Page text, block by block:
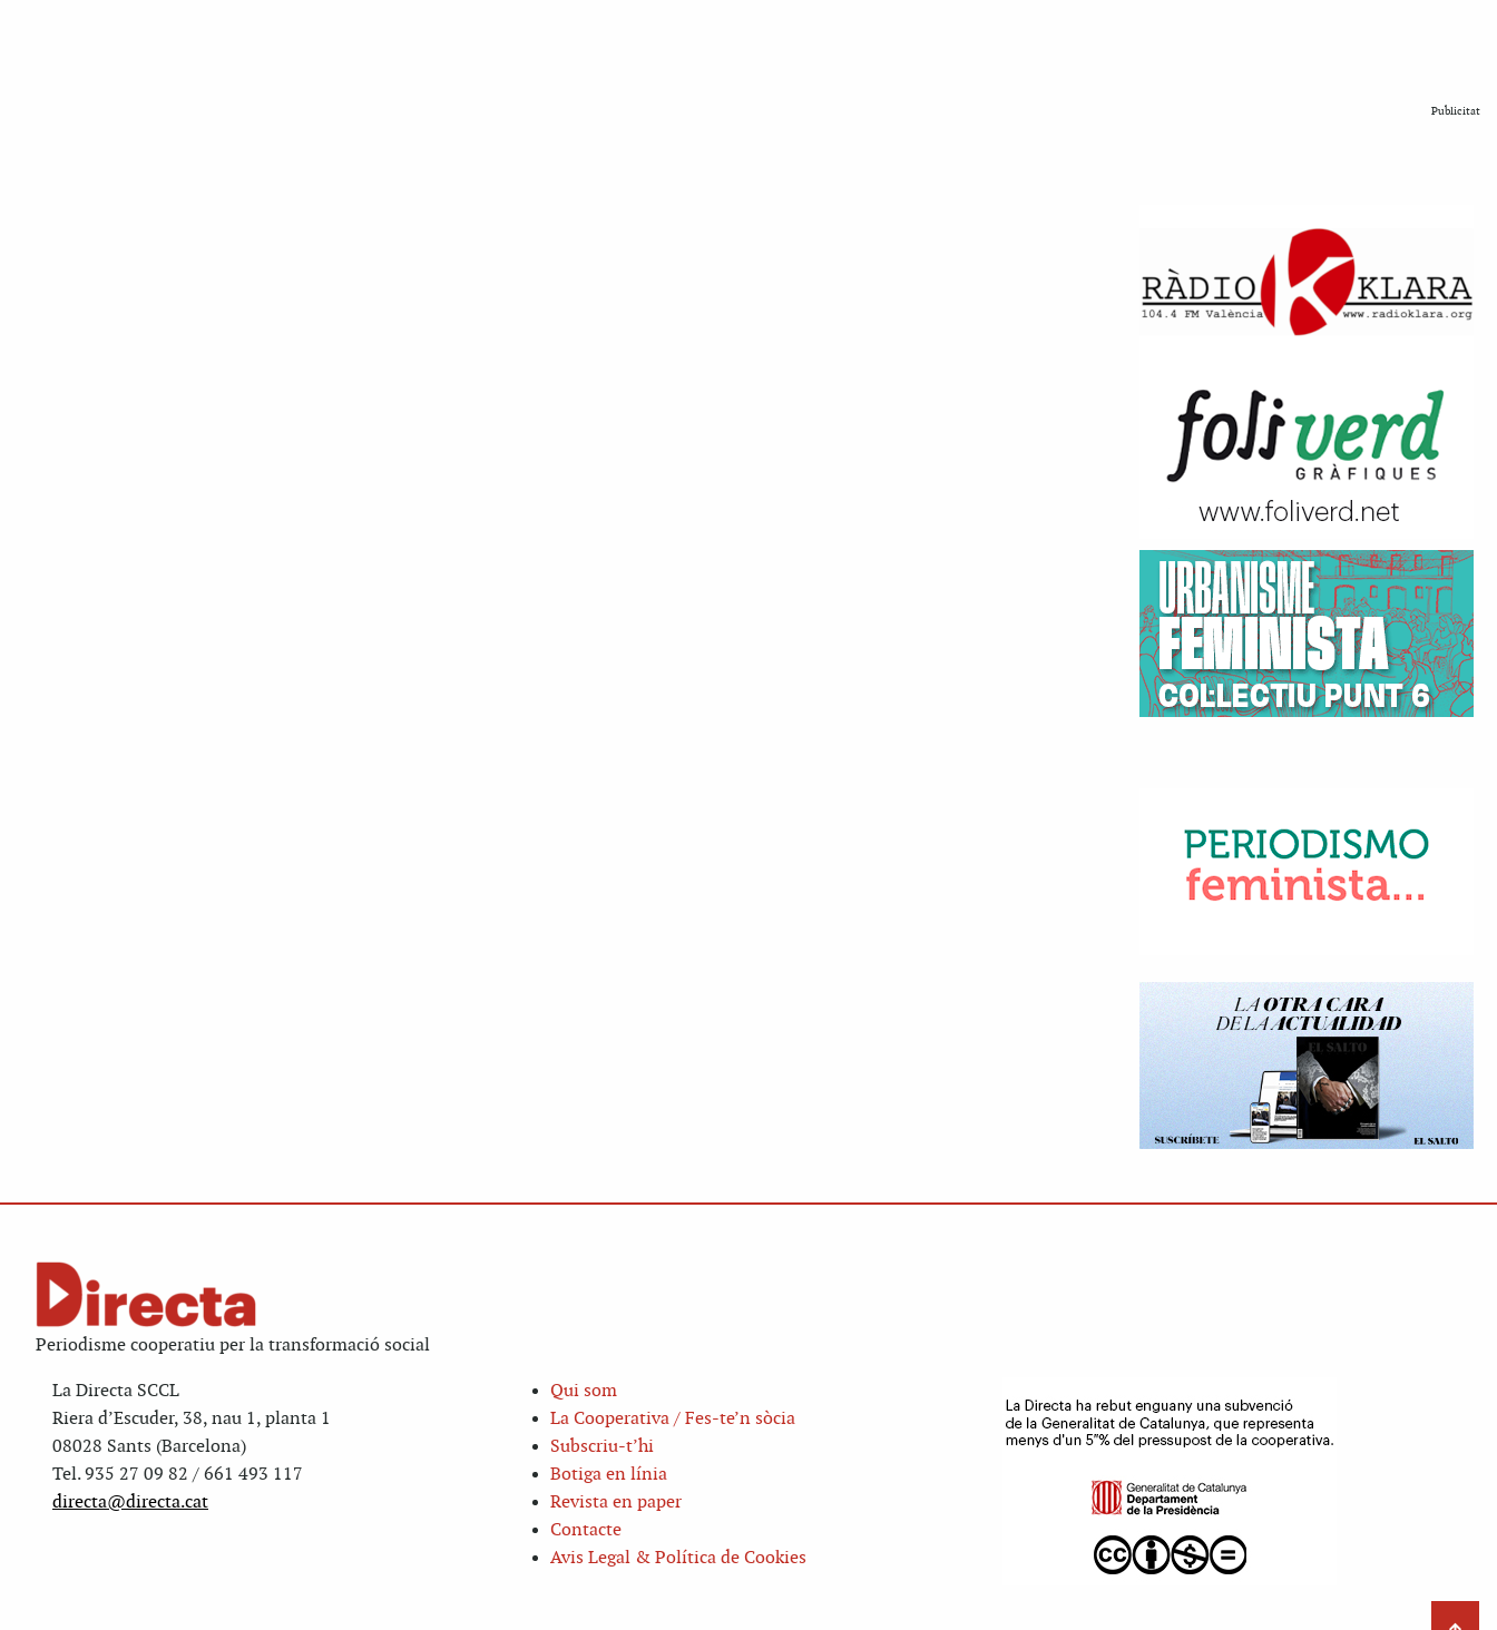
Publicitat
Periodisme cooperatiu per la transformació social
La Directa SCCL
Riera d’Escuder, 38, nau 1, planta 1
08028 Sants (Barcelona)
Tel. 935 27 09 82 / 661 493 117
directa@directa.cat
Qui som
La Cooperativa / Fes-te’n sòcia
Subscriu-t’hi
Botiga en línia
Revista en paper
Contacte
Avis Legal & Política de Cookies